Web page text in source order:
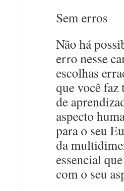
Sem erros
Não há
erro nesse
escolhas
que você faz
de
aspecto
para o seu
da
essencial
com o seu